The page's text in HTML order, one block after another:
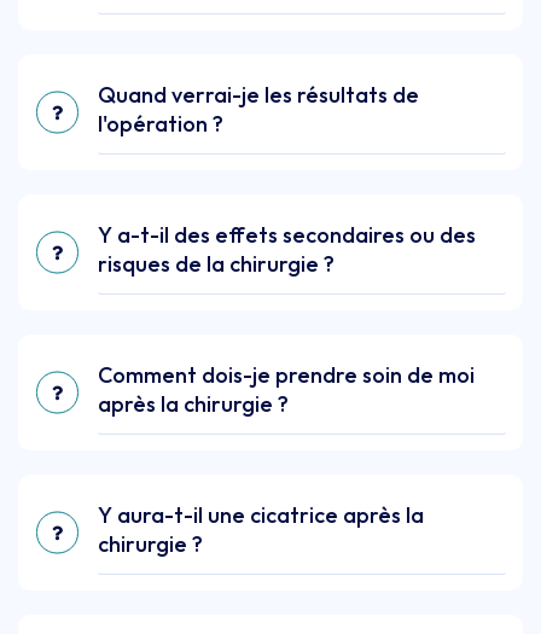
Quand verrai-je les résultats de
l'opération ?
Y a-t-il des effets secondaires ou des
risques de la chirurgie ?
Comment dois-je prendre soin de moi
après la chirurgie ?
Y aura-t-il une cicatrice après la
chirurgie ?